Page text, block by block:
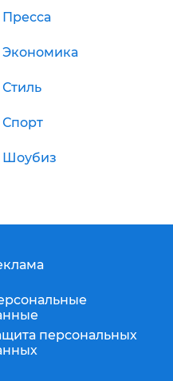
Пресса
Экономика
Стиль
Спорт
Шоубиз
персональных